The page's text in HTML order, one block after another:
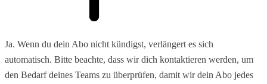
Ja. Wenn du dein Abo nicht kündigst, verlängert es sich
automatisch. Bitte beachte, dass wir dich kontaktieren werden, um
den Bedarf deines Teams zu überprüfen, damit wir dein Abo jedes